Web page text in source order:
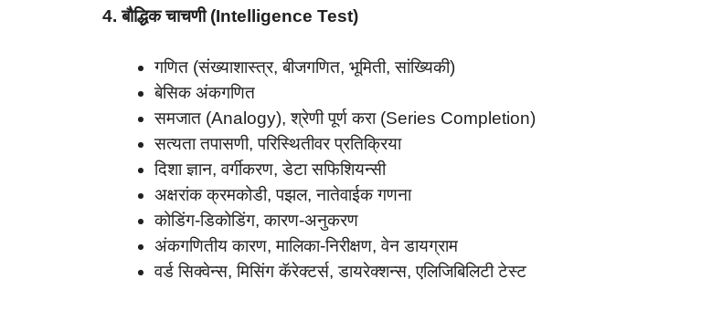
4. बौद्धिक चाचणी (Intelligence Test)
गणित (संख्याशास्त्र, बीजगणित, भूमिती, सांख्यिकी)
बेसिक अंकगणित
समजात (Analogy), श्रेणी पूर्ण करा (Series Completion)
सत्यता तपासणी, परिस्थितीवर प्रतिक्रिया
दिशा ज्ञान, वर्गीकरण, डेटा सफिशियन्सी
अक्षरांक क्रमकोडी, पझल, नातेवाईक गणना
कोडिंग-डिकोडिंग, कारण-अनुकरण
अंकगणितीय कारण, मालिका-निरीक्षण, वेन डायग्राम
वर्ड सिक्वेन्स, मिसिंग कॅरेक्टर्स, डायरेक्शन्स, एलिजिबिलिटी टेस्ट